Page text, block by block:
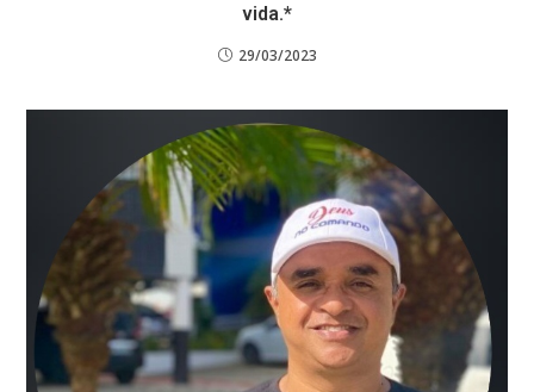
vida.*
29/03/2023